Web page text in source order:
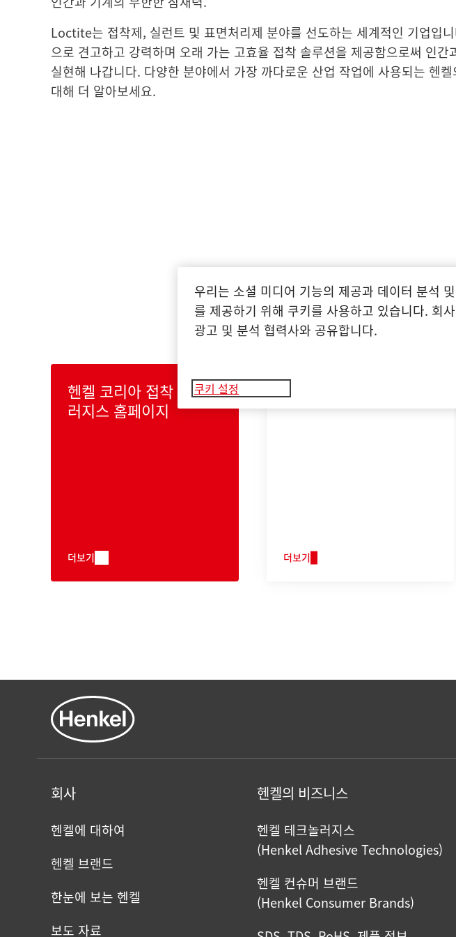
Loctite는 접착제, 실런트 및 표면처리제 분야를 선도하는 세계적인 기업입
으로 견고하고 강력하며 오래 가는 고효율 접착 솔루션을 제공함으로써 인간
실현해 나갑니다. 다양한 분야에서 가장 까다로운 산업 작업에 사용되는 헨
대해 더 알아보세요.
제품 정보
헨켈 코리아 접착 테크놀
러지스 홈페이지
더보기
관련 시장
더보기
회사
헨켈에 대하여
헨켈 브랜드
한눈에 보는 헨켈
보도 자료
헨켈의 비즈니스
헨켈 테크놀러지스
(Henkel Adhesive Technologies)
헨켈 컨슈머 브랜드
(Henkel Consumer Brands)
우리는 소셜 미디어 기능의 제공과 데이터 분석
를 제공하기 위해 쿠키를 사용하고 있습니다. 회
광고 및 분석 협력사와 공유합니다.
쿠키 설정